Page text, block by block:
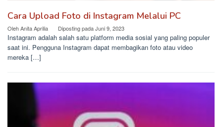
Cara Upload Foto di Instagram Melalui PC
OlehAnita Aprilia Diposting padaJuni 9, 2023
Instagram adalah salah satu platform media sosial yang paling populer
saat ini. Pengguna Instagram dapat membagikan foto atau video
mereka […]